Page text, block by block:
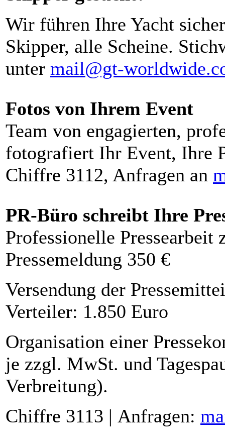
Wir führen Ihre Yacht
Skipper, alle Scheine.
unter mail@gt-
Fotos von Ihrem Event
Team von engagierten,
fotografiert Ihr Event, Ihre
Chiffre 3112, Anfragen an
PR-Büro schreibt Ihre
Professionelle Pressearbeit
Pressemeldung 350 €
Versendung der
Verteiler: 1.850 Euro
Organisation einer
je zzgl. MwSt. und
Verbreitung).
Chiffre 3113 | Anfragen: